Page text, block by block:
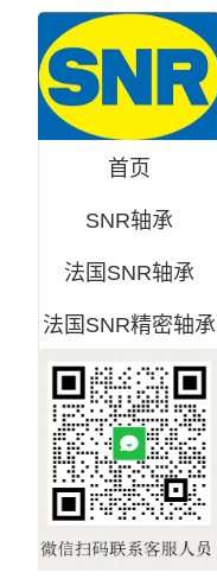
首页
SNR轴承
法国SNR轴承
法国SNR精密轴承